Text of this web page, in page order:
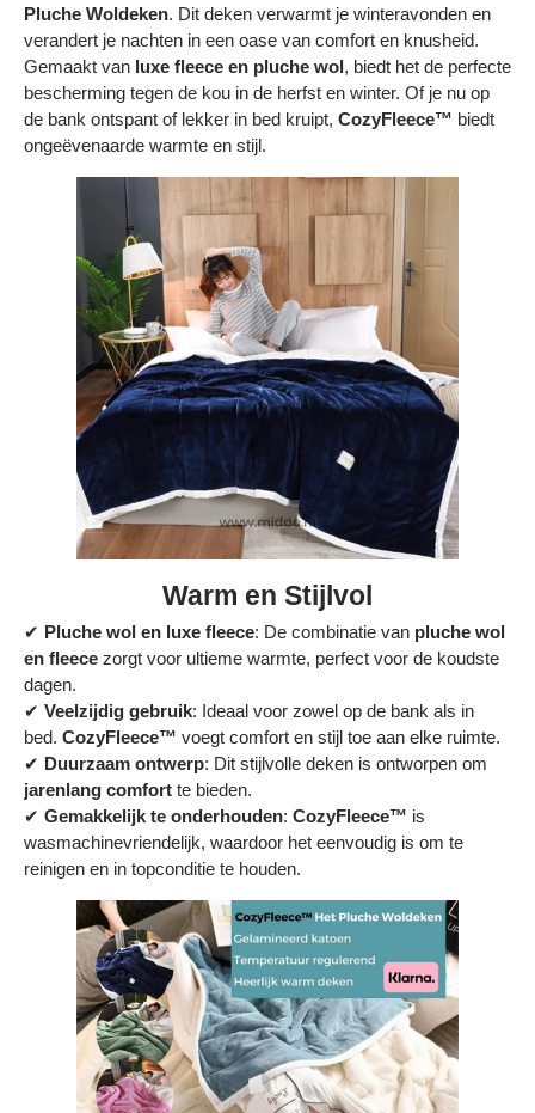
Wij steunen KWF, doe je mee?
Pluche Woldeken. Dit deken verwarmt je winteravonden en
verandert je nachten in een oase van comfort en knusheid.
Gemaakt van luxe fleece en pluche wol, biedt het de perfecte
bescherming tegen de kou in de herfst en winter. Of je nu op
de bank ontspant of lekker in bed kruipt, CozyFleece™ biedt
ongeëvenaarde warmte en stijl.
Warm en Stijlvol
✔ Pluche wol en luxe fleece: De combinatie van pluche wol
en fleece zorgt voor ultieme warmte, perfect voor de koudste
dagen.
✔ Veelzijdig gebruik: Ideaal voor zowel op de bank als in
bed. CozyFleece™ voegt comfort en stijl toe aan elke ruimte.
✔ Duurzaam ontwerp: Dit stijlvolle deken is ontworpen om
jarenlang comfort te bieden.
✔ Gemakkelijk te onderhouden: CozyFleece™ is
wasmachinevriendelijk, waardoor het eenvoudig is om te
reinigen en in topconditie te houden.